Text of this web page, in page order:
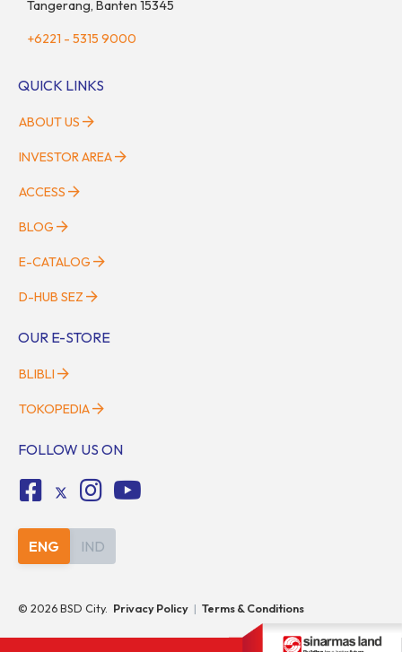
Tangerang, Banten 15345
+6221 - 5315 9000
QUICK LINKS
ABOUT US
INVESTOR AREA
ACCESS
BLOG
E-CATALOG
D-HUB SEZ
OUR E-STORE
BLIBLI
TOKOPEDIA
FOLLOW US ON
ENG IND
© 2026BSD City. Privacy Policy | Terms & Conditions